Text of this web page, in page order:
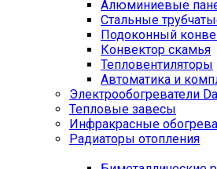
Алюминиевые
Стальные
Подоконный
Конвектор скамья
Тепловентиляторы
Автоматика и
Электрообогреватели
Тепловые завесы
Инфракрасные
Радиаторы отопления